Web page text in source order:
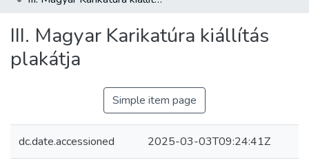
About us
III. Magyar Karikatúra kiállítás
plakátja
Simple item page
dc.date.accessioned 2025-03-03T09:24:41Z